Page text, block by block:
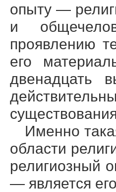
опыту —
и
проявлению
его
двенадцать
Именно
области
религиозный
— является